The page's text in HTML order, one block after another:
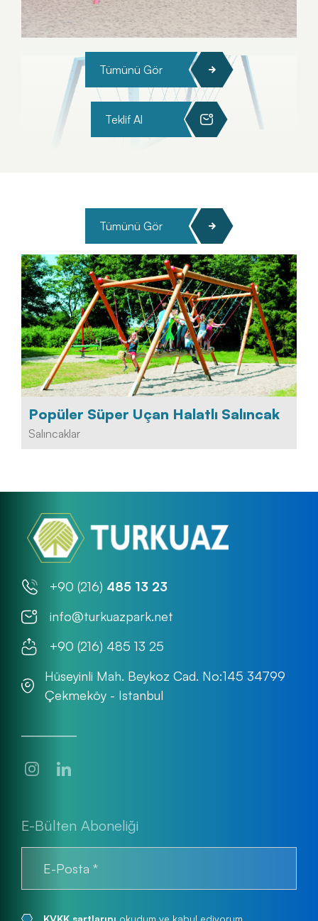
Tümünü Gör
Teklif Al
Tümünü Gör
Popüler Süper Uçan Halatlı Salıncak
Salıncaklar
+90 (216) 485 13 23
info@turkuazpark.net
+90 (216) 485 13 25
Hüseyinli Mah. Beykoz Cad. No:145 34799
Çekmeköy - Istanbul
E-Bülten Aboneliği
KVKK şartlarını okudum ve kabul ediyorum.